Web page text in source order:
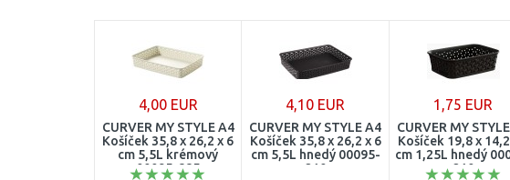
4,00 EUR
CURVER MY STYLE A4
Košíček 35,8 x 26,2 x 6
cm 5,5L krémový
00095-885
4,10 EUR
CURVER MY STYLE A4
Košíček 35,8 x 26,2 x 6
cm 5,5L hnedý 00095-
210
1,75 EUR
CURVER MY
Košíček 19,8 x
cm 1,25L hnedý
210